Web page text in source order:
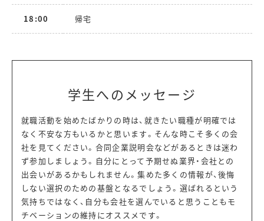
18:00 帰宅
学生へのメッセージ
就職活動を始めたばかりの時は、就きたい職種が明確では
なく不安な方もいるかと思います。そんな時こそ多くの会
社を見てください。合同企業説明会などがあるときは迷わ
ず参加しましょう。自分にとって予期せぬ業界・会社との
出会いがあるかもしれません。集めた多くの情報が、後悔
しない選択のための基盤となるでしょう。選ばれるという
気持ちではなく、自分も会社を選んでいると思うこともモ
チベーションの維持にオススメです。